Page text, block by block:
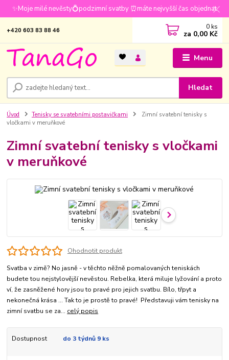
✨Moje milé nevěsty💍podzimní svatby ⏰máte nejvyšší čas objednat
Menu
Hledat
+420 603 83 88 46 0 ks
za 0,00 Kč
Úvod Tenisky se svatebními postavičkami
Zimní svatební tenisky s
vločkami v meruňkové
Zimní svatební tenisky s vločkami
v meruňkové
Ohodnotit produkt
Svatba v zimě? No jasně - v těchto něžně pomalovaných teniskách
budete tou nejstylovější nevěstou. Rebelka, která miluje lyžování a proto
ví, že zasněžené hory jsou to pravé pro jejich svatbu. Bílo, třpyt a
nekonečná krása ... Tak to je prostě to pravé! Představuji vám tenisky na
zimní svatbu se za... celý popis
Dostupnost do 3 týdnů 9 ks